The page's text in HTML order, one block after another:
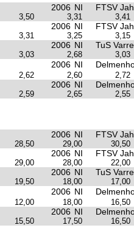
2006 NI FTSV
3,50 3,31 3,41
2006 NI FTSV
3,31 3,25 3,15
2006 NI TuS
3,03 2,68 3,03
2006 NI
2,62 2,60 2,72
2006 NI
2,59 2,65 2,55
2006 NI FTSV
28,50 29,00 30,50
2006 NI FTSV
29,00 28,00 22,00
2006 NI TuS
19,50 18,00 17,00
2006 NI
12,00 18,00 16,50
2006 NI
15,50 17,50 16,50